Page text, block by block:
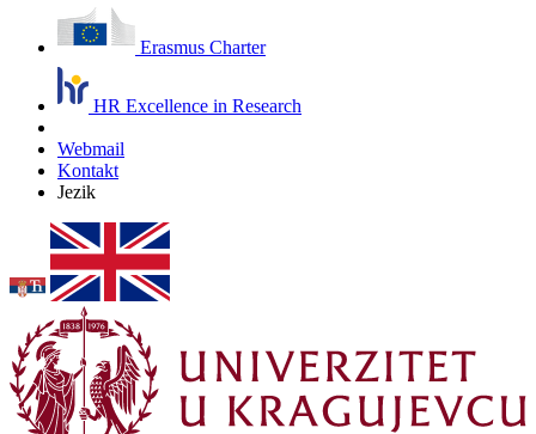
Erasmus Charter
HR Excellence in Research
Webmail
Kontakt
Jezik